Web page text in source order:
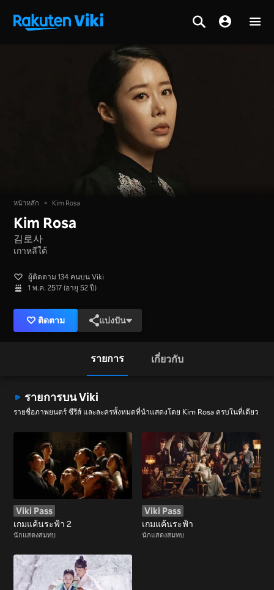
หน้าหลัก > Kim Rosa
Kim Rosa
김로사
เกาหลีใต้
ผู้ติดตาม 134 คนบน Viki
1 พ.ค. 2517 (อายุ 52 ปี)
ติดตาม แบ่งปัน
รายการ เกี่ยวกับ
รายการบน Viki
รายชื่อภาพยนตร์ ซีรีส์ และละครทั้งหมดที่นำแสดงโดย Kim Rosa ครบในที่เดียว
Viki Pass
เกมแค้นระฟ้า 2
นักแสดงสมทบ
Viki Pass
เกมแค้นระฟ้า
นักแสดงสมทบ